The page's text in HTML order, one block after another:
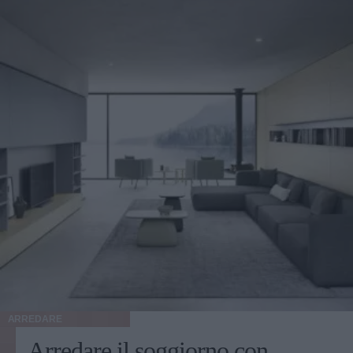
fluidità d'uso senza precedenti. Prestazioni e versatilità per
bambini, l'aspirapolvere deve sapersi adattare. La presenza
in base alla superficie è un vero e proprio salvavita. I
modelli più avanzati integrano speciali sensori capaci di
riconoscere la densità dello sporco e la tipologia di
pavimento, aumentando la forza aspirante sui tappeti –
dove la polvere e i residui si annidano più in profondità – e
diminuendola drasticamente sulle superfici lisce per
risparmiare l'energia della batteria. Inoltre, per chi
condivide la casa con amici a quattro zampe, gli accessori
profonda. Le mini-turbospazzole motorizzate anti-